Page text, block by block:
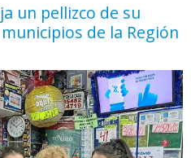
un pellizco de su
de la Región